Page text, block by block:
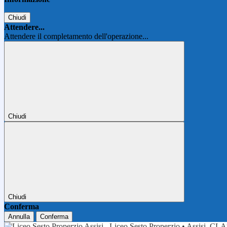
Chiudi
Attendere...
Attendere il completamento dell'operazione...
Chiudi
Chiudi
Conferma
Annulla Conferma